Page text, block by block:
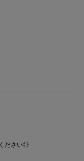
ださい◎